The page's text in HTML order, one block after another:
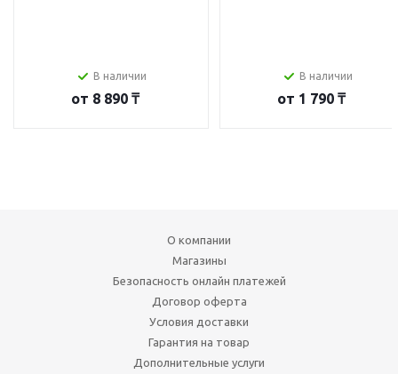
В наличии
от 8 890 ₸
В наличии
от 1 790 ₸
О компании
Магазины
Безопасность онлайн платежей
Договор оферта
Условия доставки
Гарантия на товар
Дополнительные услуги